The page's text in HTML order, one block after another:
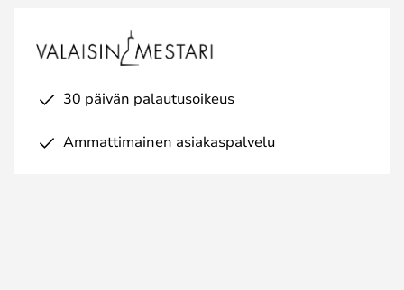
30 päivän palautusoikeus
Ammattimainen asiakaspalvelu